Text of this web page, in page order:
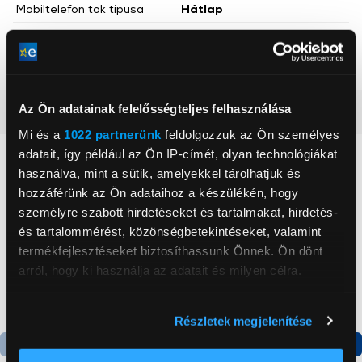
Az Ön adatainak felelősségteljes felhasználása
Mi és a 1022 partnerünk feldolgozzuk az Ön személyes
adatait, így például az Ön IP-címét, olyan technológiákat
használva, mint a sütik, amelyekkel tárolhatjuk és
hozzáférünk az Ön adataihoz a készülékén, hogy
személyre szabott hirdetéseket és tartalmakat, hirdetés-
és tartalommérést, közönségbetekintéseket, valamint
termékfejlesztéseket biztosíthassunk Önnek. Ön dönt
arról, hogy ki használja az adatait és milyen célra.
elhelyezkedéséről pár méteres pontossággal
Részletek megjelenítése
Mobiltelefon tok típusa
Hátlap
Mobiltok anyaga
Részletes ismertető
Neked ajánljuk